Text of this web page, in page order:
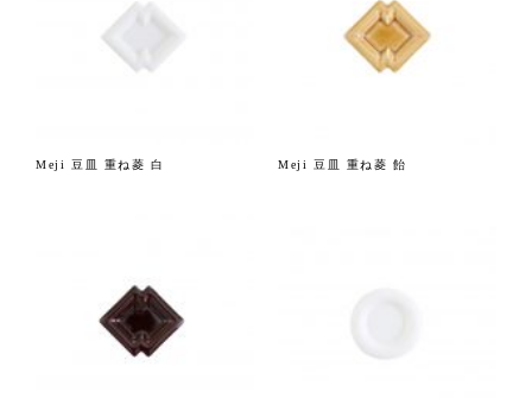
Meji 豆皿 重ね菱 白 Meji 豆皿 重ね菱 飴